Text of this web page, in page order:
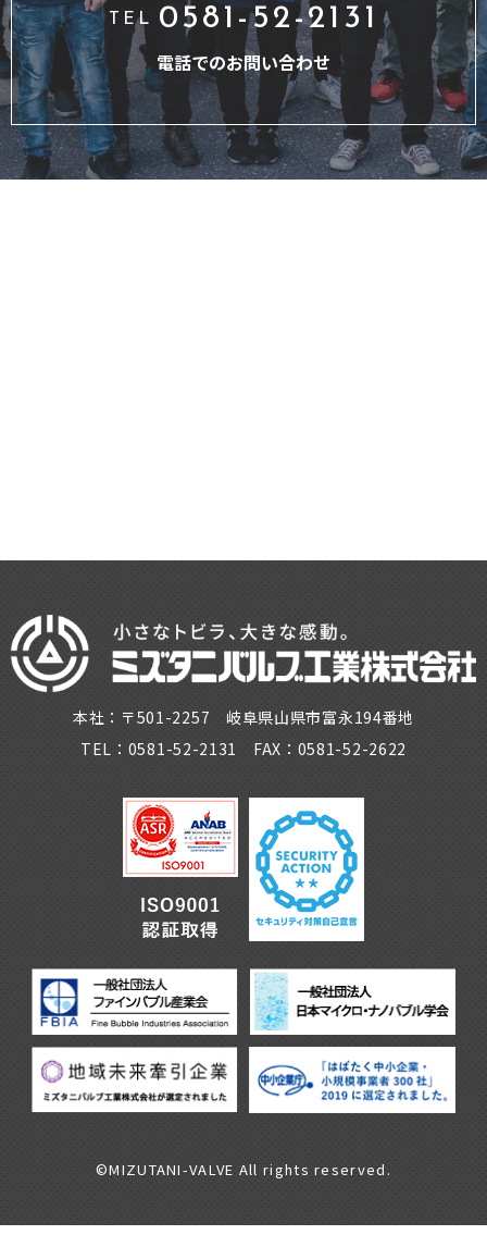
TEL 0581-52-2131
電話でのお問い合わせ
本社：〒501-2257 岐阜県山県市富永194番地
TEL：0581-52-2131 FAX：0581-52-2622
©MIZUTANI-VALVE All rights reserved.